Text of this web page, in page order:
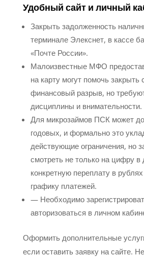
Удобный сайт и личный
Закрыть задолженность
терминале Элекснет, в кассе
«Почте России».
Малоизвестные МФО
на карту могут помочь закрыть
финансовый разрыв, но
дисциплины и внимательности.
Для микрозаймов ПСК может
годовых, и формально это
действующие ограничения, но
смотреть не только на цифру в
конкретную переплату в
графику платежей.
— Необходимо
авторизоваться в личном
Оформить дополнительные
если оставить заявку на сайте.